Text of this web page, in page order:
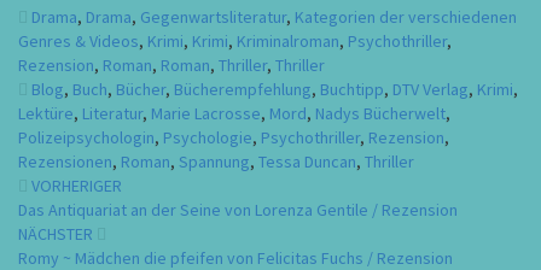
Drama, Drama, Gegenwartsliteratur, Kategorien der verschiedenen
Genres & Videos, Krimi, Krimi, Kriminalroman, Psychothriller,
Rezension, Roman, Roman, Thriller, Thriller
Blog, Buch, Bücher, Bücherempfehlung, Buchtipp, DTV Verlag, Krimi,
Lektüre, Literatur, Marie Lacrosse, Mord, Nadys Bücherwelt,
Polizeipsychologin, Psychologie, Psychothriller, Rezension,
Rezensionen, Roman, Spannung, Tessa Duncan, Thriller
Beitragsnavigation
VORHERIGER
Das Antiquariat an der Seine von Lorenza Gentile / Rezension
NÄCHSTER
Romy ~ Mädchen die pfeifen von Felicitas Fuchs / Rezension